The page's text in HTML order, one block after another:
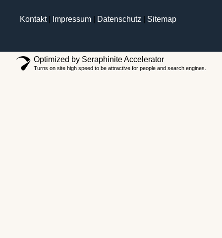
Kontakt| Impressum Datenschutz Sitemap
Optimized by Seraphinite Accelerator
Turns on site high speed to be attractive for people and search engines.